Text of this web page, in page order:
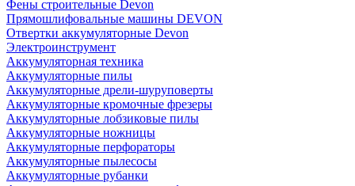
Фены строительные Devon
Прямошлифовальные машины DEVON
Отвертки аккумуляторные Devon
Электроинструмент
Аккумуляторная техника
Аккумуляторные пилы
Аккумуляторные дрели-шуруповерты
Аккумуляторные кромочные фрезеры
Аккумуляторные лобзиковые пилы
Аккумуляторные ножницы
Аккумуляторные перфораторы
Аккумуляторные пылесосы
Аккумуляторные рубанки